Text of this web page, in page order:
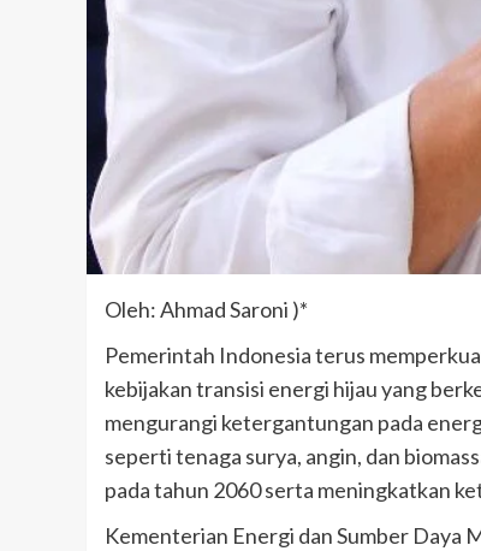
Oleh: Ahmad Saroni )*
Pemerintah Indonesia terus
kebijakan transisi energi hijau yang
mengurangi ketergantungan pada
seperti tenaga surya, angin, dan
pada tahun 2060 serta meningkatkan
Kementerian Energi dan Sumber Daya